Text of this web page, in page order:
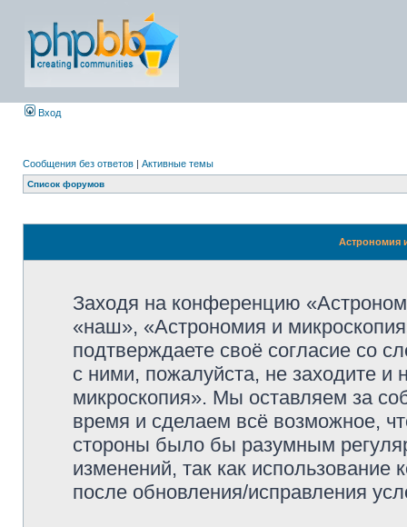
Вход
Сообщения без ответов | Активные темы
Список форумов
Астрономия
Заходя на конференцию
«наш», «Астрономия и
подтверждаете своё согласие со
с ними, пожалуйста, не заходите
микроскопия». Мы оставляем за
время и сделаем всё возможное,
стороны было бы разумным
изменений, так как
после обновления/исправления